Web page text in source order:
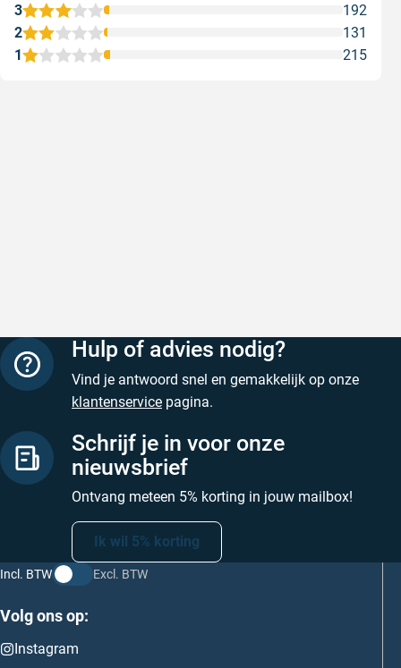
1 215
2 131
3 192
Hulp of advies nodig?
Vind je antwoord snel en gemakkelijk op onze
klantenservice pagina.
Schrijf je in voor onze
nieuwsbrief
Ontvang meteen 5% korting in jouw mailbox!
Ik wil 5% korting
Incl. BTW Excl. BTW
Volg ons op:
Instagram